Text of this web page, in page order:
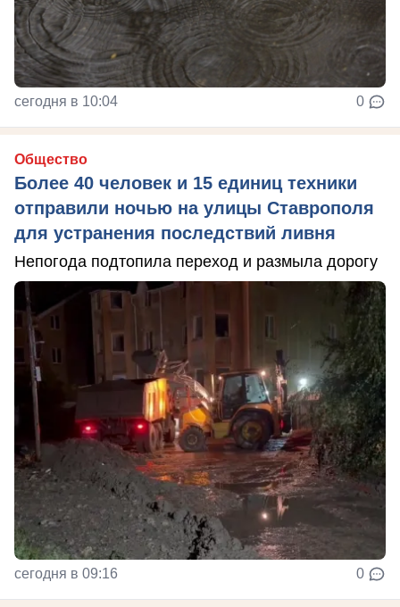
сегодня в 10:04 0
Общество
Более 40 человек и 15 единиц техники
отправили ночью на улицы Ставрополя
для устранения последствий ливня
Непогода подтопила переход и размыла дорогу
сегодня в 09:16 0